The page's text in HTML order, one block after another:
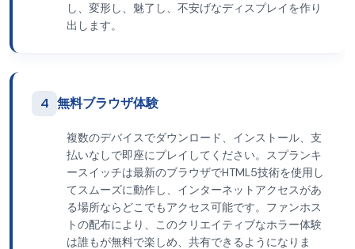
し、変形し、魅了し、不安げなディスプレイを作り
出します。
4 無料ブラウザ体験
複数のデバイスでダウンロード、インストール、支
払いなしで即座にプレイしてください。スプランキ
ースイッチは最新のブラウザでHTML5技術を使用し
てスムーズに動作し、インターネットアクセスがあ
る場所ならどこでもアクセス可能です。ファンホス
トの配布により、このクリエイティブなホラー体験
は誰もが無料で楽しめ、共有できるようになりま